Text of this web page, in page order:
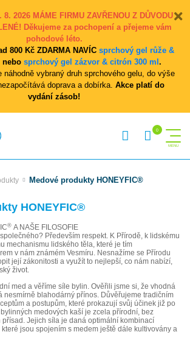
8. 2026 MÁME FIRMU ZAVŘENOU Z DŮVODU
Děkujeme za pochopení a přejeme vám
pohodové léto.
800 Kč ZDARMA NAVÍC sprchový gel růže &
nebo sprchový gel zázvor & citrón 300 ml .
náhodně vybraný druh sprchového gelu, do výše
doprava a dobírka. Akce platí do
vydání zásob!
Medové produkty HONEYFIC®
HONEYFIC®
® A NAŠE FILOSOFIE
Především respekt. K Přírodě, k lidskému
mechanismu lidského těla, které je tím
v nám známém Vesmíru. Nesnažíme se Přírodu
její zákonitosti a využít to nejlepší, co nám nabízí,
život.
med a věříme síle bylin. Ověřili jsme si, že vhodná
nesmírně blahodárný přínos. Důvěřujeme tradičním
a postupům, které prokazují svůj účinek již po
medových kaší je zcela přírodní, bez
Jejich síla je daná optimální kombinací
jsou spojením s medem ještě dále kultivovány a